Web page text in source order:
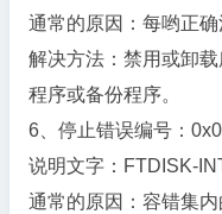
通常的原因：每哟正确
解决方法：禁用或卸
程序或备份程序。
6、停止错误编号：
说明文字：FTDISK-
通常的原因：容错集内